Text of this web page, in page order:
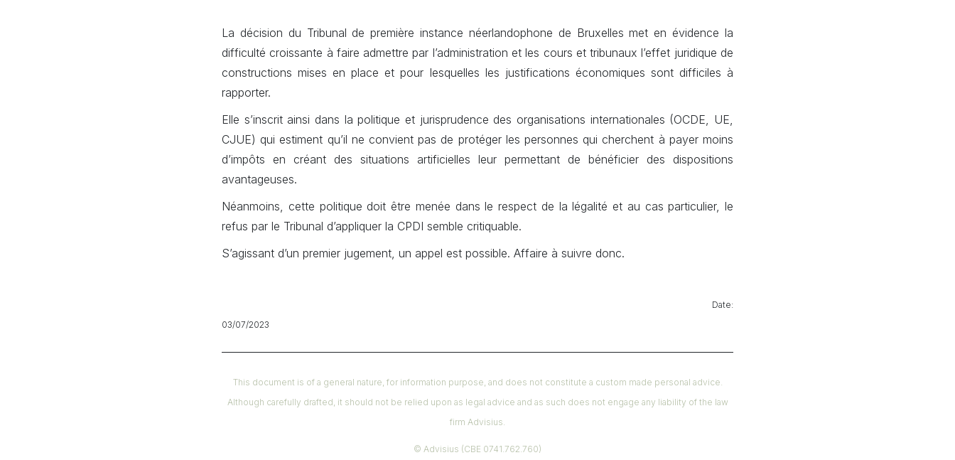
La décision du Tribunal de première instance néerlandophone de Bruxelles met en évidence la
difficulté croissante à faire admettre par l’administration et les cours et tribunaux l’effet juridique de
constructions mises en place et pour lesquelles les justifications économiques sont difficiles à
rapporter.
Elle s’inscrit ainsi dans la politique et jurisprudence des organisations internationales (OCDE, UE,
CJUE) qui estiment qu’il ne convient pas de protéger les personnes qui cherchent à payer moins
d’impôts en créant des situations artificielles leur permettant de bénéficier des dispositions
avantageuses.
Néanmoins, cette politique doit être menée dans le respect de la légalité et au cas particulier, le
refus par le Tribunal d’appliquer la CPDI semble critiquable.
S’agissant d’un premier jugement, un appel est possible. Affaire à suivre donc.
​ Date:
03/07/2023
This document is of a general nature, for information purpose, and does not constitute a custom made personal advice.
Although carefully drafted, it should not be relied upon as legal advice and as such does not engage any liability of the law
firm Advisius.
© Advisius (CBE 0741.762.760)